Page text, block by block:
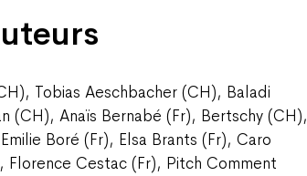
Tobias Aeschbacher (CH), Baladi
(CH), Anaïs Bernabé (Fr), Bertschy (CH),
Boré (Fr), Elsa Brants (Fr), Caro
Florence Cestac (Fr), Pitch Comment